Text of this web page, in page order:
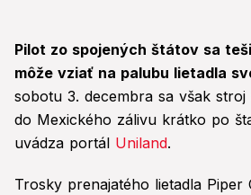
Pilot zo spojených štátov sa
môže vziať na palubu lietadla
sobotu 3. decembra sa však
do Mexického zálivu krátko po
uvádza portál Uniland.
Trosky prenajatého lietadla Piper